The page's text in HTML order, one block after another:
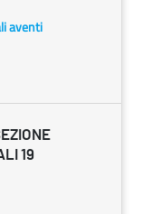
aventi
19